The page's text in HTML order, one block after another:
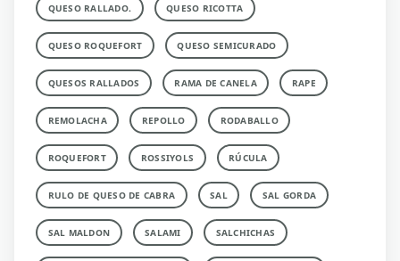
QUESO RALLADO. QUESO RICOTTA
QUESO ROQUEFORT QUESO SEMICURADO
QUESOS RALLADOS RAMA DE CANELA RAPE
REMOLACHA REPOLLO RODABALLO
ROQUEFORT ROSSIYOLS RÚCULA
RULO DE QUESO DE CABRA SAL SAL GORDA
SAL MALDON SALAMI SALCHICHAS